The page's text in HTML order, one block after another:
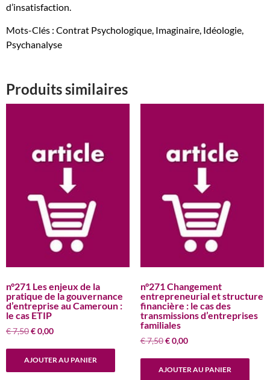
d’insatisfaction.
Mots-Clés : Contrat Psychologique, Imaginaire, Idéologie,
Psychanalyse
Produits similaires
n°271 Les enjeux de la
pratique de la gouvernance
d’entreprise au Cameroun :
le cas ETIP
€7,50Le
€0,00Le
AJOUTER AU PANIER
n°271 Changement
entrepreneurial et structure
financière : le cas des
transmissions d’entreprises
familiales
€7,50 Le
€0,00Le
AJOUTER AU PANIER